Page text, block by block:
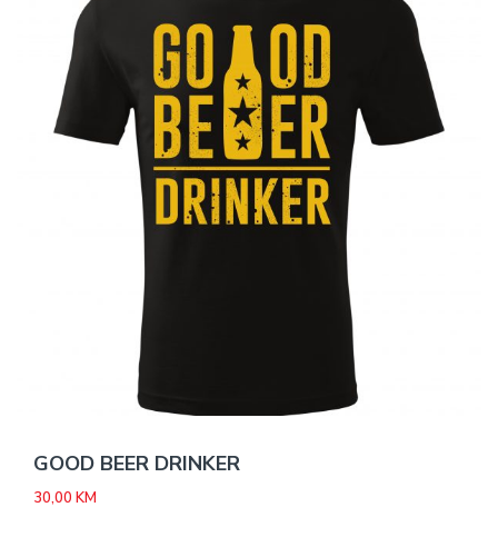
GOOD BEER DRINKER
30,00 KM